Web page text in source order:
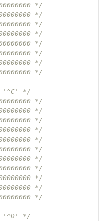
*/
*/
*/
*/
*/
*/
*/
*/
'^C' */
*/
*/
*/
*/
*/
*/
*/
*/
*/
*/
*/
'^D' */